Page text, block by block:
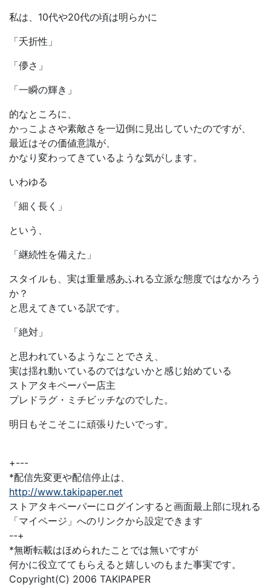
私は、10代や20代の頃は明らかに
「夭折性」
「儚さ」
「一瞬の輝き」
的なところに、
かっこよさや素敵さを一辺倒に見出していたのですが、
最近はその価値意識が、
かなり変わってきているような気がします。
いわゆる
「細く長く」
という、
「継続性を備えた」
スタイルも、実は重量感あふれる立派な態度ではなかろう
か？
と思えてきている訳です。
「絶対」
と思われているようなことでさえ、
実は揺れ動いているのではないかと感じ始めている
ストアタキペーパー店主
プレドラグ・ミチビッチなのでした。
明日もそこそこに頑張りたいでっす。
+---
*配信先変更や配信停止は、
http://www.takipaper.net
ストアタキペーパーにログインすると画面最上部に現れる
「マイページ」へのリンクから設定できます
--+
*無断転載はほめられたことでは無いですが
何かに役立ててもらえると嬉しいのもまた事実です。
Copyright(C) 2006 TAKIPAPER